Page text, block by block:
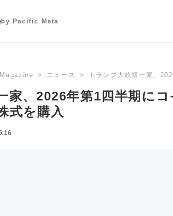
by Pacific Meta
ニュース トランプ大統領一家、
家、2026年第1四半期に
式を購入